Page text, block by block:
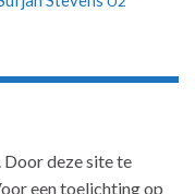
deze site te
een toelichting op